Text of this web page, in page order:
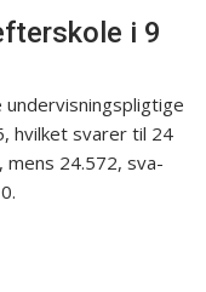
i 9
hvilket svarer til 24
24.572, sva-